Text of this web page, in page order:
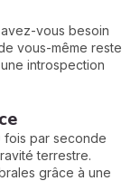
vous besoin
vous-même reste
introspection
par seconde
terrestre.
grâce à une